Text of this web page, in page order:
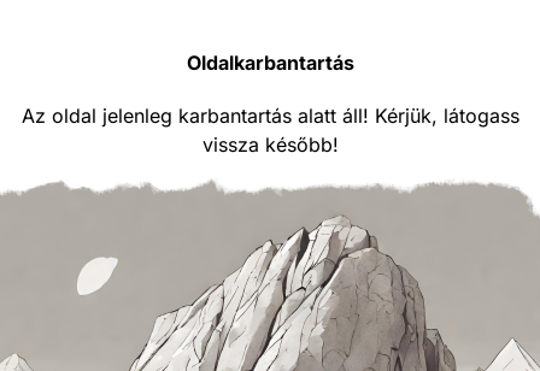
Oldalkarbantartás
Az oldal jelenleg karbantartás alatt áll! Kérjük, látogass
vissza később!